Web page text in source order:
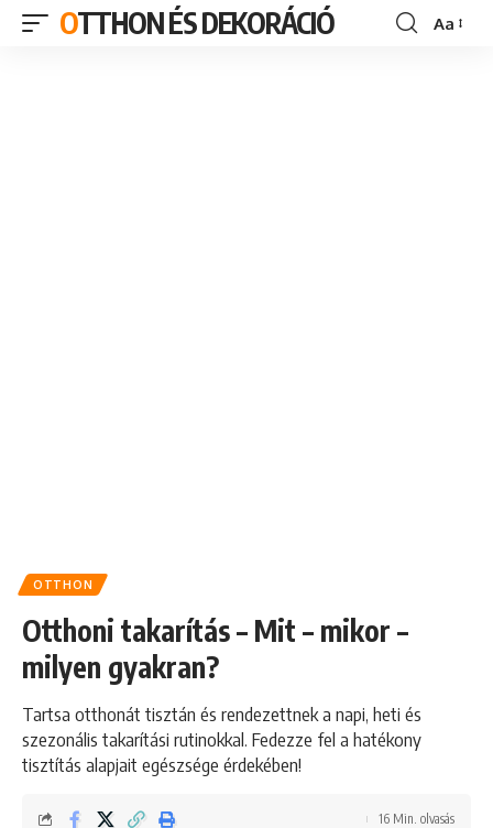
OTTHON ÉS DEKORÁCIÓ
Font
Aa
OTTHON
Otthoni takarítás – Mit – mikor –
milyen gyakran?
Tartsa otthonát tisztán és rendezettnek a napi, heti és
szezonális takarítási rutinokkal. Fedezze fel a hatékony
tisztítás alapjait egészsége érdekében!
16 Min. olvasás